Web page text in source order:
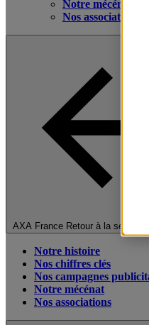
Notre mécénat
Nos associations
AXA France Retour à la section
Notre histoire
Nos chiffres clés
Nos campagnes
Notre mécénat
Nos associations